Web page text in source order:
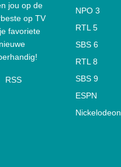
jou op de
op TV
favoriete
RSS
NPO 3
RTL 5
SBS 6
RTL 8
SBS 9
ESPN
Nickelodeon